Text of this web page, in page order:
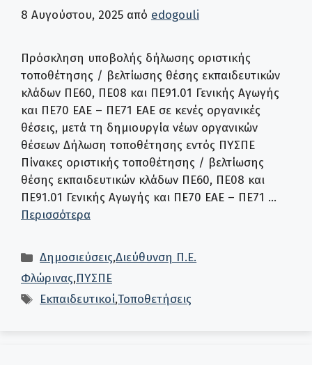
8 Αυγούστου, 2025 από edogouli
Πρόσκληση υποβολής δήλωσης οριστικής
τοποθέτησης / βελτίωσης θέσης εκπαιδευτικών
κλάδων ΠΕ60, ΠΕ08 και ΠΕ91.01 Γενικής Αγωγής
και ΠΕ70 ΕΑΕ – ΠΕ71 ΕΑΕ σε κενές οργανικές
θέσεις, μετά τη δημιουργία νέων οργανικών
θέσεων Δήλωση τοποθέτησης εντός ΠΥΣΠΕ
Πίνακες οριστικής τοποθέτησης / βελτίωσης
θέσης εκπαιδευτικών κλάδων ΠΕ60, ΠΕ08 και
ΠΕ91.01 Γενικής Αγωγής και ΠΕ70 ΕΑΕ – ΠΕ71 …
Περισσότερα
Κατηγορίες
Δημοσιεύσεις,Διεύθυνση Π.Ε.
Φλώρινας,ΠΥΣΠΕ
Ετικέτες
Εκπαιδευτικοί,Τοποθετήσεις